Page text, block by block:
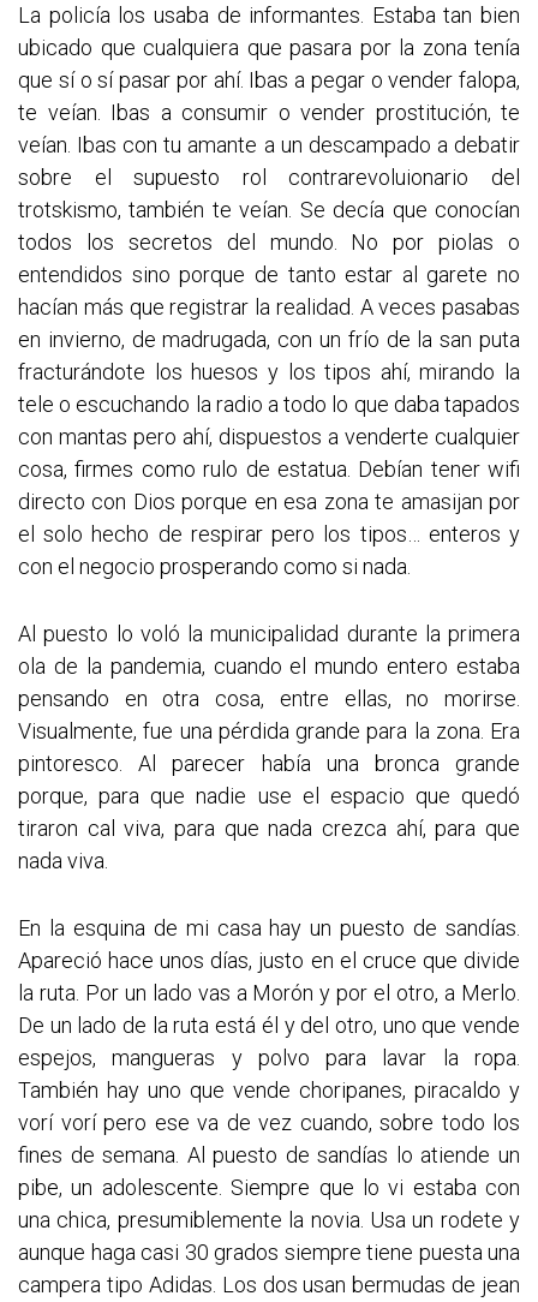
La policía los usaba de informantes. Estaba tan bien
ubicado que cualquiera que pasara por la zona tenía
que sí o sí pasar por ahí. Ibas a pegar o vender falopa,
te veían. Ibas a consumir o vender prostitución, te
veían. Ibas con tu amante a un descampado a debatir
sobre el supuesto rol contrarevoluionario del
trotskismo, también te veían. Se decía que conocían
todos los secretos del mundo. No por piolas o
entendidos sino porque de tanto estar al garete no
hacían más que registrar la realidad. A veces pasabas
en invierno, de madrugada, con un frío de la san puta
fracturándote los huesos y los tipos ahí, mirando la
tele o escuchando la radio a todo lo que daba tapados
con mantas pero ahí, dispuestos a venderte cualquier
cosa, firmes como rulo de estatua. Debían tener wifi
directo con Dios porque en esa zona te amasijan por
el solo hecho de respirar pero los tipos… enteros y
con el negocio prosperando como si nada.
Al puesto lo voló la municipalidad durante la primera
ola de la pandemia, cuando el mundo entero estaba
pensando en otra cosa, entre ellas, no morirse.
Visualmente, fue una pérdida grande para la zona. Era
pintoresco. Al parecer había una bronca grande
porque, para que nadie use el espacio que quedó
tiraron cal viva, para que nada crezca ahí, para que
nada viva.
En la esquina de mi casa hay un puesto de sandías.
Apareció hace unos días, justo en el cruce que divide
la ruta. Por un lado vas a Morón y por el otro, a Merlo.
De un lado de la ruta está él y del otro, uno que vende
espejos, mangueras y polvo para lavar la ropa.
También hay uno que vende choripanes, piracaldo y
vorí vorí pero ese va de vez cuando, sobre todo los
fines de semana. Al puesto de sandías lo atiende un
pibe, un adolescente. Siempre que lo vi estaba con
una chica, presumiblemente la novia. Usa un rodete y
aunque haga casi 30 grados siempre tiene puesta una
campera tipo Adidas. Los dos usan bermudas de jean